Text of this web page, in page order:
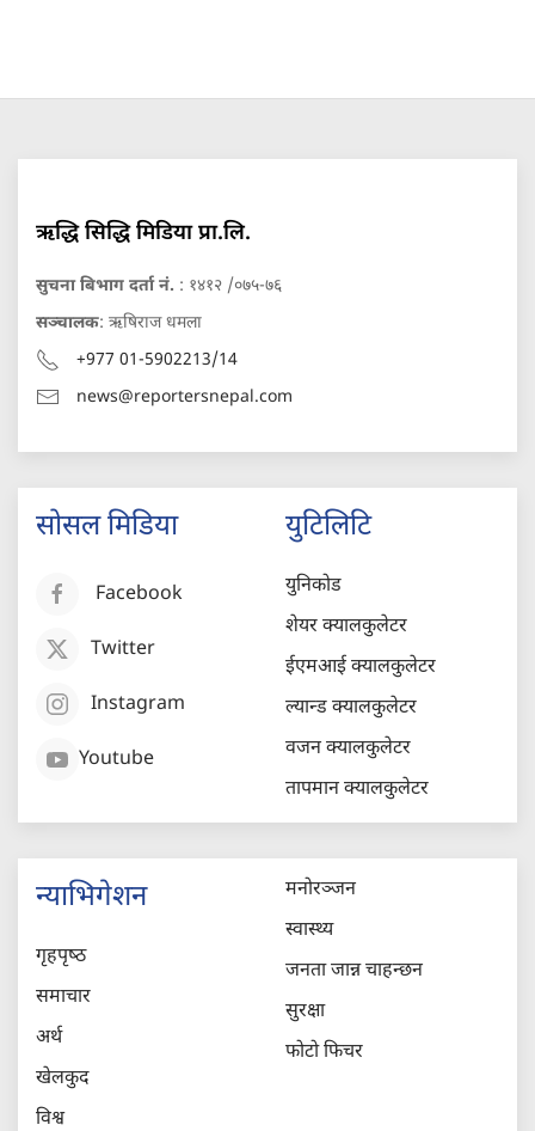
ऋद्धि सिद्धि मिडिया प्रा.लि.
सुचना बिभाग दर्ता नं. : १४१२ /०७५-७६
सञ्चालक: ऋषिराज धमला
+977 01-5902213/14
news@reportersnepal.com
सोसल मिडिया
Facebook
Twitter
Instagram
Youtube
युटिलिटि
युनिकोड
शेयर क्यालकुलेटर
ईएमआई क्यालकुलेटर
ल्यान्ड क्यालकुलेटर
वजन क्यालकुलेटर
तापमान क्यालकुलेटर
न्याभिगेशन
गृहपृष्‍ठ
समाचार
अर्थ
खेलकुद
विश्व
मनोरञ्जन
स्वास्थ्य
जनता जान्न चाहन्छन
सुरक्षा
फोटो फिचर